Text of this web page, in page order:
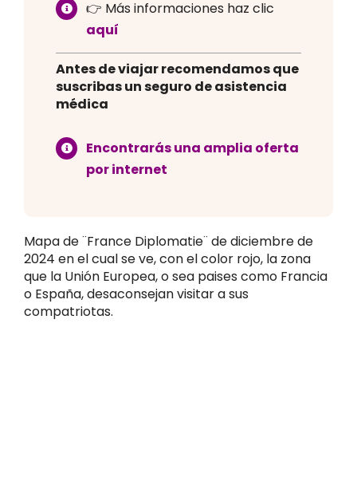
👉 Más informaciones haz clic
aquí
Antes de viajar recomendamos que
suscribas un seguro de asistencia
médica
Encontrarás una amplia oferta
por internet
Mapa de ¨France Diplomatie¨ de diciembre de
2024 en el cual se ve, con el color rojo, la zona
que la Unión Europea, o sea paises como Francia
o España, desaconsejan visitar a sus
compatriotas.